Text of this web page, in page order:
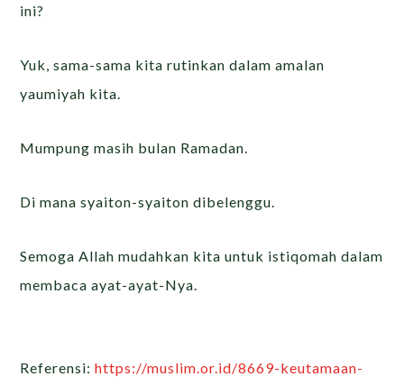
ini?
Yuk, sama-sama kita rutinkan dalam amalan
yaumiyah kita.
Mumpung masih bulan Ramadan.
Di mana syaiton-syaiton dibelenggu.
Semoga Allah mudahkan kita untuk istiqomah dalam
membaca ayat-ayat-Nya.
Referensi:https://muslim.or.id/8669-keutamaan-